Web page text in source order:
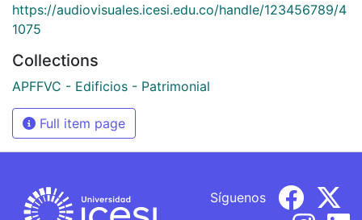
https://audiovisuales.icesi.edu.co/handle/123456789/4
1075
Collections
APFFVC - Edificios - Patrimonial
Full item page
Síguenos